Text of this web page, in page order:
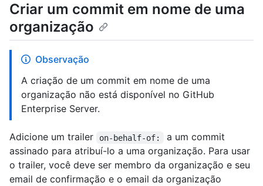
Criar um commit em nome de uma
organização
Observação
A criação de um commit em nome de uma
organização não está disponível no GitHub
Enterprise Server.
Adicione um trailer on-behalf-of:
a um commit
assinado para atribuí-lo a uma organização. Para usar
o trailer, você deve ser membro da organização e seu
email de confirmação e o email da organização